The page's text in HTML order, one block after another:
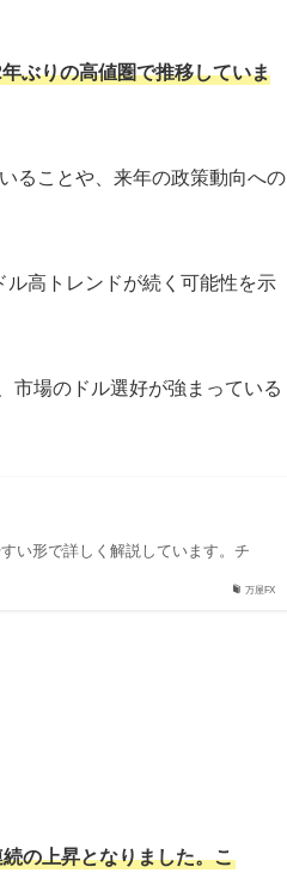
ぶりの高値圏で推移していま
ることや、来年の政策動向への
高トレンドが続く可能性を示
市場のドル選好が強まっている
万屋FX
い形で詳しく解説しています。チ
の上昇となりました。こ